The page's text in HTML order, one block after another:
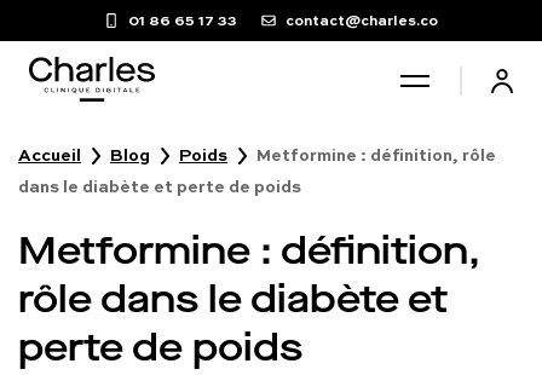
01 86 65 17 33 contact@charles.co
Santé sexuelle
Poids
Troubles du sommeil
Accueil Blog Poids
Metformine : définition, rôle
dans le diabète et perte de poids
Metformine : définition,
rôle dans le diabète et
perte de poids